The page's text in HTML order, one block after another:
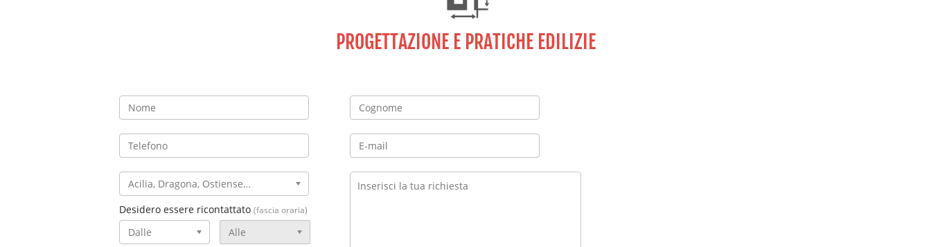
PROGETTAZIONE E PRATICHE EDILIZIE
Acilia, Dragona, Ostiense, Ostia Antica, Vitinia
Desidero essere ricontattato (fascia oraria)
Dalle Alle